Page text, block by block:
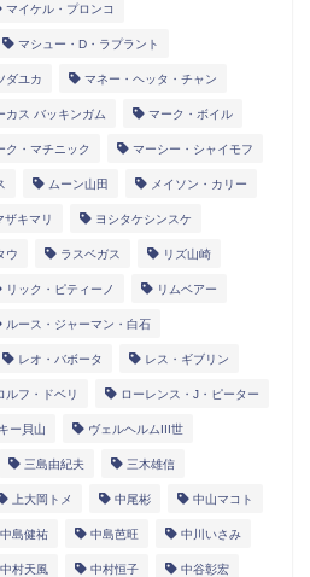
マイケル・プロンコ
マシュー・D・ラプラント
ダユカ マネー・ヘッタ・チャン
カス バッキンガム マーク・ボイル
ク・マチニック マーシー・シャイモフ
ムーン山田 メイソン・カリー
ザキマリ ヨシタケシンスケ
ウ ラスベガス リズ山崎
リック・ピティーノ リムベアー
ルース・ジャーマン・白石
レオ・バボータ レス・ギブリン
ルフ・ドベリ ローレンス・J・ピーター
ー貝山 ヴェルヘルムIII世
三島由紀夫 三木雄信
上大岡トメ 中尾彬 中山マコト
中島健祐 中島芭旺 中川いさみ
中村天風 中村恒子 中谷彰宏